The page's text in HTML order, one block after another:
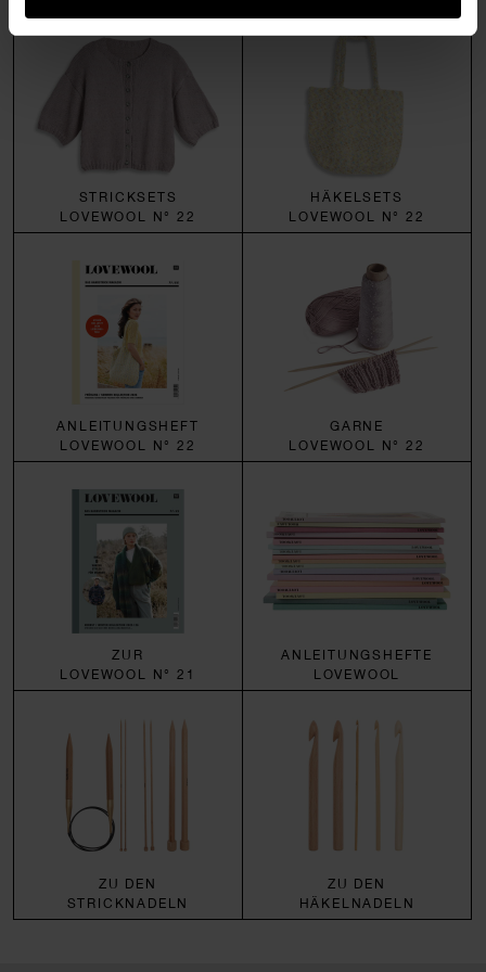
STRICKSETS
LOVEWOOL N° 22
HÄKELSETS
LOVEWOOL N° 22
ANLEITUNGSHEFT
LOVEWOOL N° 22
GARNE
LOVEWOOL N° 22
ZUR
LOVEWOOL N° 21
ANLEITUNGSHEFTE
LOVEWOOL
ZU DEN
STRICKNADELN
ZU DEN
HÄKELNADELN